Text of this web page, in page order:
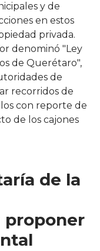
y de
en estos
privada.
denominó "Ley
de Querétaro",
de
recorridos de
con reporte de
de los cajones
de la
proponer